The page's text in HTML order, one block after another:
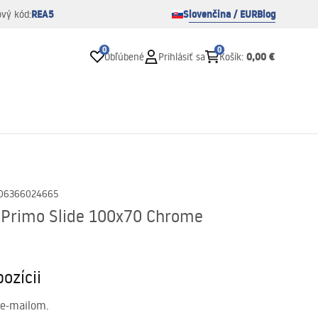
kód:REA5 Slovenčina / EURBlog
0
Obľúbené Prihlásiť sa
0
Košík: 0,00 €
Slide 100x70 Chrome
mailom.